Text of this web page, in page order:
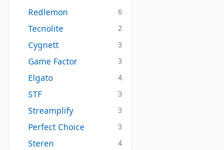
Redlemon
6
Tecnolite 2
Cygnett 3
Game Factor 3
Elgato 4
STF 3
Streamplify 3
Perfect Choice 3
Steren 4